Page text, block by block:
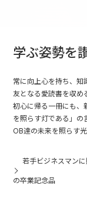
学ぶ姿勢を
常に向上心を持ち、知
友となる愛読書を収め
初心に帰る一冊にも、
を照らす灯である」の
OB達の未来を照らす光
若手ビジネスマン
の卒業記念品